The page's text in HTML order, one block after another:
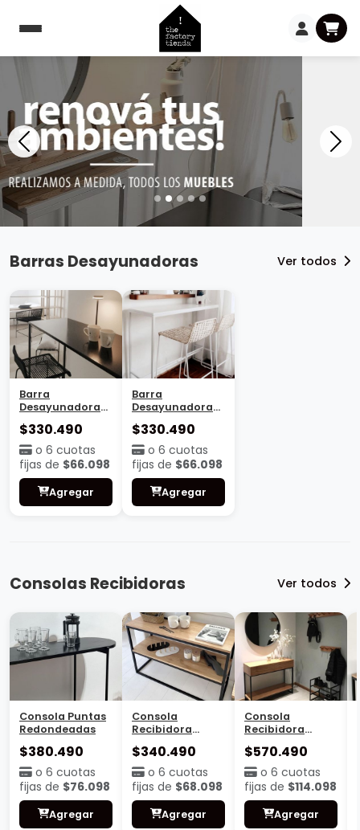
Barras Desayunadoras Ver todos
Barra
Desayunadora
$330.490
o 6 cuotas
fijas de $66.098
Agregar
Barra
Desayunadora
$330.490
o 6 cuotas
fijas de $66.098
Agregar
Consolas Recibidoras Ver todos
Consola Puntas
Redondeadas
$380.490
o 6 cuotas
fijas de $76.098
Agregar
Consola
Recibidora
estante
$340.490
o 6 cuotas
fijas de $68.098
Agregar
Consola
Recibidora
Cajonera
$570.490
o 6 cuotas
fijas de $114.098
Agregar